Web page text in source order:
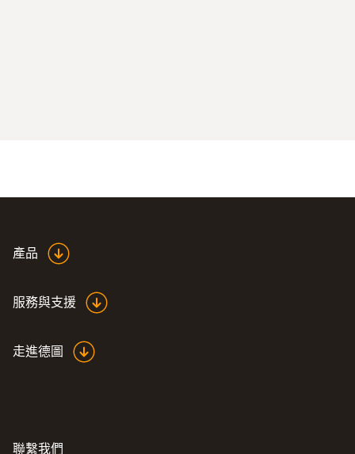
產品
服務與支援
走進德圖
聯繫我們